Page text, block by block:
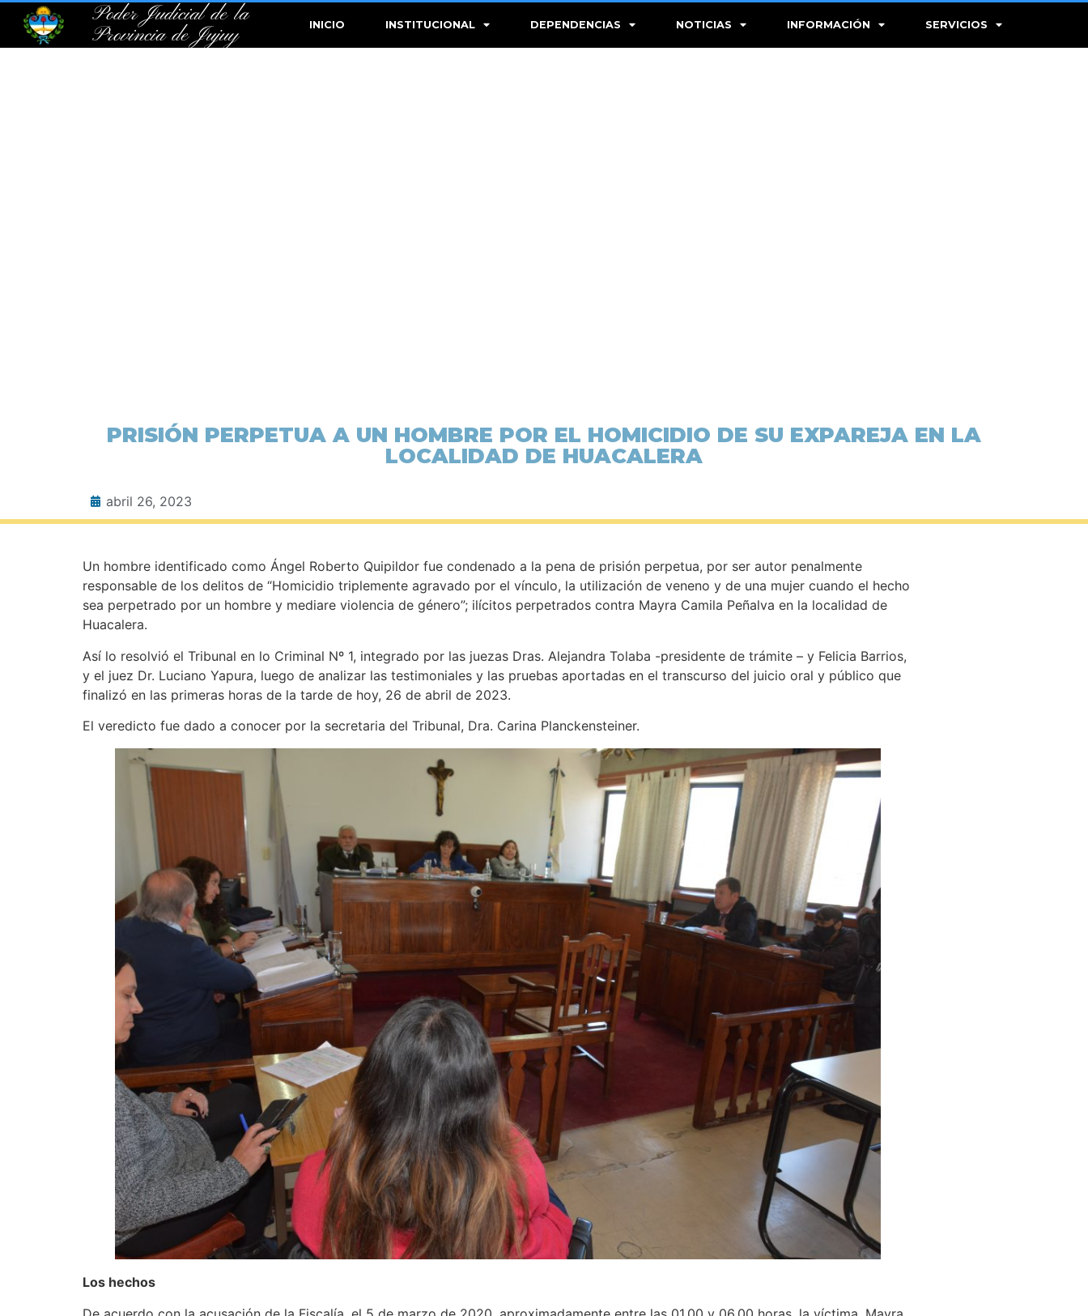
Poder Judicial de la
Provincia de Jujuy
INICIO INSTITUCIONAL DEPENDENCIAS NOTICIAS INFORMACIÓN SERVICIOS
PRISIÓN PERPETUA A UN HOMBRE POR EL HOMICIDIO DE SU EXPAREJA EN LA
LOCALIDAD DE HUACALERA
abril 26, 2023
Un hombre identificado como Ángel Roberto Quipildor fue condenado a la pena de prisión perpetua, por ser autor penalmente
responsable de los delitos de “Homicidio triplemente agravado por el vínculo, la utilización de veneno y de una mujer cuando el hecho
sea perpetrado por un hombre y mediare violencia de género”; ilícitos perpetrados contra Mayra Camila Peñalva en la localidad de
Huacalera.
Así lo resolvió el Tribunal en lo Criminal Nº 1, integrado por las juezas Dras. Alejandra Tolaba -presidente de trámite – y Felicia Barrios,
y el juez Dr. Luciano Yapura, luego de analizar las testimoniales y las pruebas aportadas en el transcurso del juicio oral y público que
finalizó en las primeras horas de la tarde de hoy, 26 de abril de 2023.
El veredicto fue dado a conocer por la secretaria del Tribunal, Dra. Carina Planckensteiner.
Los hechos